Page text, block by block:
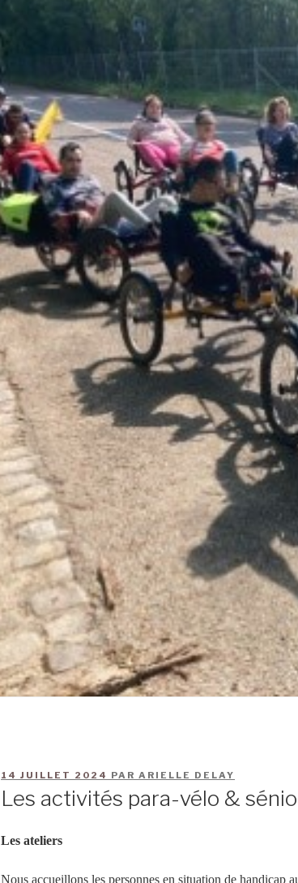
14 JUILLET 2024 PAR ARIELLE DELAY
Les activités para-vélo &
Les ateliers
Nous accueillons les personnes en situation de handicap